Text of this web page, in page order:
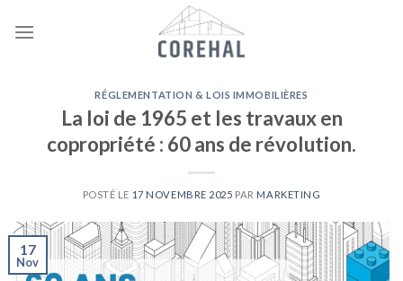
RÉGLEMENTATION & LOIS IMMOBILIÈRES
La loi de 1965 et les travaux en
copropriété : 60 ans de révolution.
POSTÉ LE 17 NOVEMBRE 2025 PAR MARKETING
17
Nov